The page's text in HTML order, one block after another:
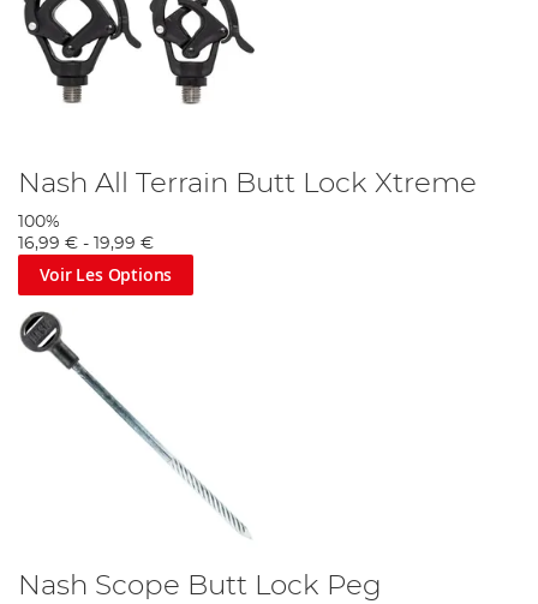
Nash All Terrain Butt Lock Xtreme
100%
16,99 € - 19,99 €
Voir Les Options
Nash Scope Butt Lock Peg